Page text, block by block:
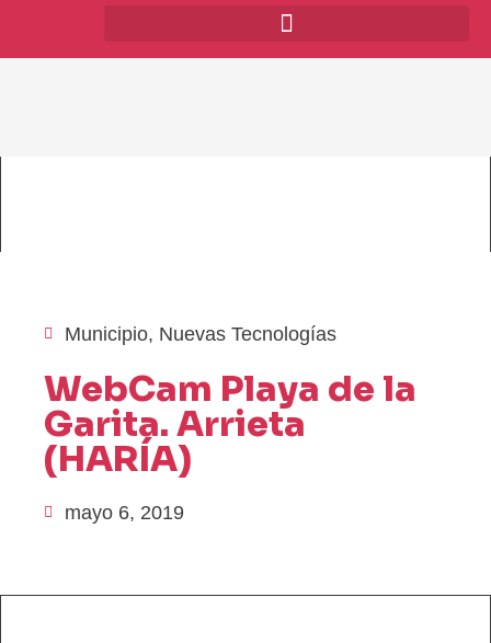
Municipio, Nuevas Tecnologías
WebCam Playa de la
Garita. Arrieta
(HARÍA)
mayo 6, 2019